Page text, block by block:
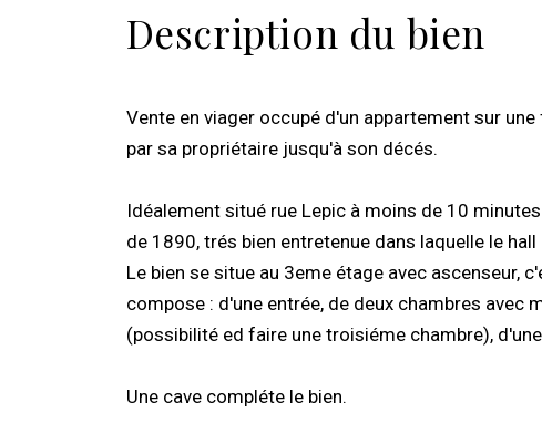
Description du bien
Vente en viager occupé d'un appartement sur
par sa propriétaire jusqu'à son décés.
Idéalement situé rue Lepic à moins de 10
de 1890, trés bien entretenue dans laquelle le
Le bien se situe au 3eme étage avec ascenseur,
compose : d'une entrée, de deux chambres avec
(possibilité ed faire une troisiéme chambre),
Une cave compléte le bien.